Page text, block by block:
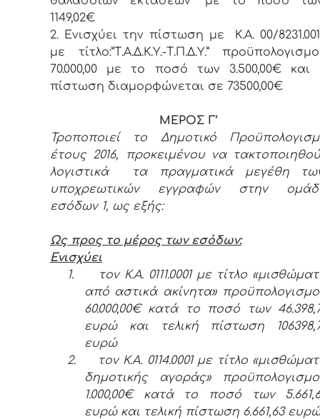
1149,02€
2. Ενισχύει την πίστωση με Κ.Α. 00/
με τίτλο:”Τ.Α.Δ.Κ.Υ.-Τ.Π.Δ.Υ.”
70.000,00 με το ποσό των 3.500,00€ και
πίστωση διαμορφώνεται σε 73500,00€
ΜΕΡΟΣ Γ’
Τροποποιεί το Δημοτικό
έτους 2016, προκειμένου να
λογιστικά τα πραγματικά μεγέθη
υποχρεωτικών εγγραφών στην
εσόδων 1, ως εξής:
Ως προς το μέρος των εσόδων:
Ενισχύει
1.
τον Κ.Α. 0111.0001 με τίτλο
από αστικά ακίνητα»
60.000,00€ κατά το ποσό των
ευρώ και τελική πίστωση
ευρώ
2.
τον Κ.Α. 0114.0001 με τίτλο
δημοτικής αγοράς»
1.000,00€ κατά το ποσό των
ευρώ και τελική πίστωση 6.661,63 ευρώ